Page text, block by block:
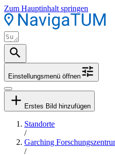
Zum Hauptinhalt springen
Einstellungsmenü öffnen
Erstes Bild hinzufügen
Standorte
/
Garching
/